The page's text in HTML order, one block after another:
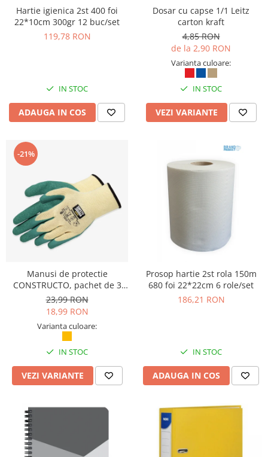
Saci de gunoi
Accesorii pentru curatenie
Tipografie si stampile
personalizate
Stampile, tusiere si tus
Imbracaminte
Tricouri
Camasi
Pantaloni
Pantaloni cu pieptar
Hanorace
Impermeabile
Veste
Reflectorizante
Incaltaminte
Incaltaminte de lucru si protectie
Incaltaminte de oras si munte
Echipamente medicale
Manusi de protectie
Casti de protectie
Antifoane
Ochelari de protectie si viziere
Hartie igienica 2st 400 foi
22*10cm 300gr 12 buc/set
119,78 RON
IN STOC
ADAUGA IN COS
Dosar cu capse 1/1 Leitz
carton kraft
4,85 RON
de la 2,90 RON
Varianta culoare:
IN STOC
VEZI VARIANTE
-21%
Manusi de protectie
CONSTRUCTO, pachet de 3
perechi, Safety Jogger
23,99 RON
18,99 RON
Varianta culoare:
IN STOC
VEZI VARIANTE
Prosop hartie 2st rola 150m
680 foi 22*22cm 6 role/set
186,21 RON
IN STOC
ADAUGA IN COS